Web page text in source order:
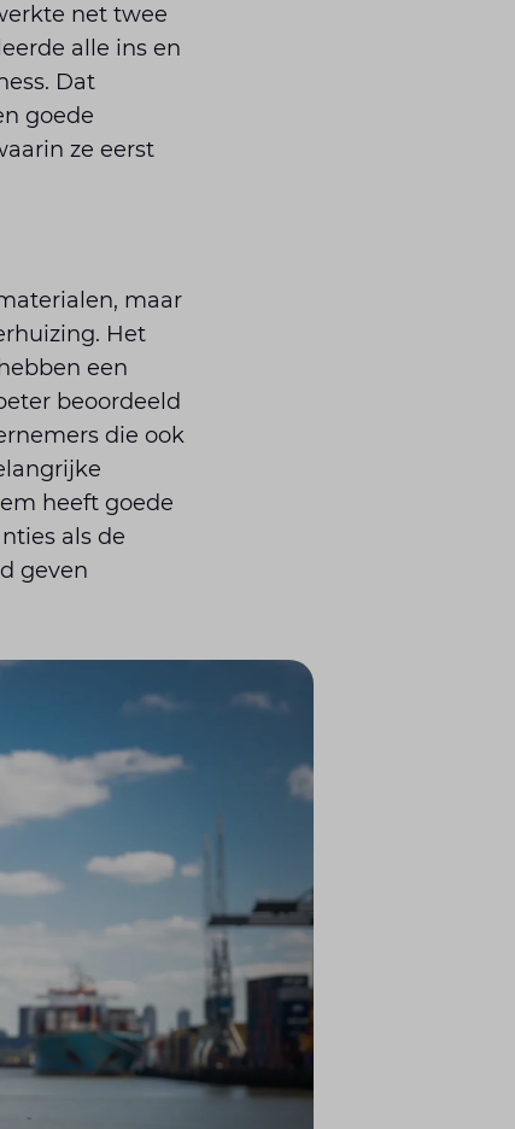
net twee
alle ins en
Dat
goede
ze eerst
maar
Het
een
beoor­deeld
die ook
heeft goede
als de
geven